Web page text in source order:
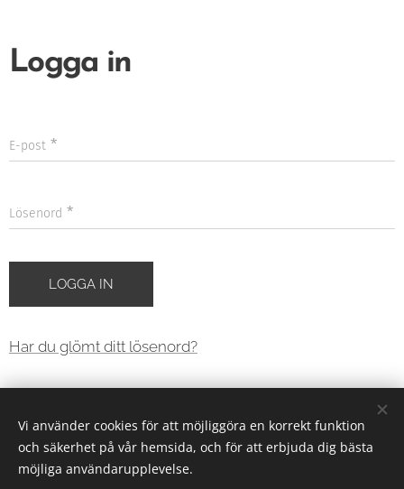
Logga in
E-post
Lösenord
LOGGA IN
Har du glömt ditt lösenord?
Cheryllis | All rights reserved 2026
hello@cheryllis.com
Vi använder cookies för att möjliggöra en korrekt funktion
och säkerhet på vår hemsida, och för att erbjuda dig bästa
möjliga användarupplevelse.